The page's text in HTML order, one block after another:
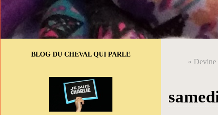
BLOG DU CHEVAL QUI PARLE
« Devine